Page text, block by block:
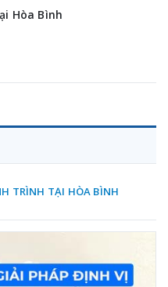
Hòa Bình
TRÌNH TẠI HÒA BÌNH